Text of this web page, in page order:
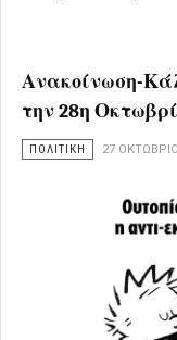
Ανακοίνωση-
την 28η
ΠΟΛΙΤΙΚΗ 27